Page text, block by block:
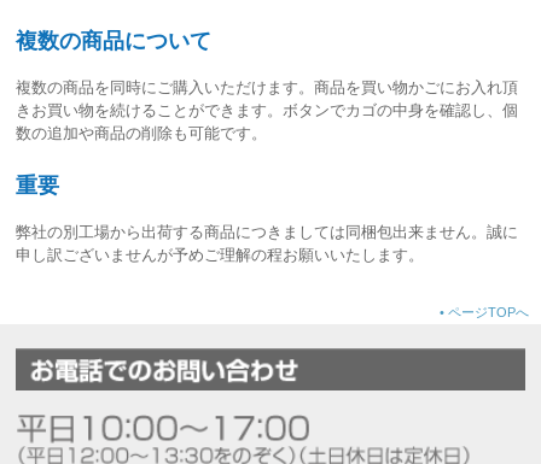
複数の商品について
複数の商品を同時にご購入いただけます。商品を買い物かごにお入れ頂
きお買い物を続けることができます。ボタンでカゴの中身を確認し、個
数の追加や商品の削除も可能です。
重要
弊社の別工場から出荷する商品につきましては同梱包出来ません。誠に
申し訳ございませんが予めご理解の程お願いいたします。
• ページTOPへ